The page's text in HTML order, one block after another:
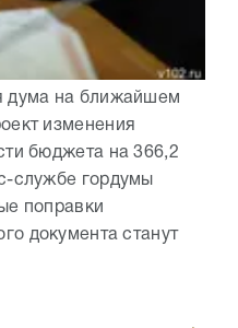
дума на ближайшем
изменения
бюджета на 366,2
службе гордумы
поправки
документа станут